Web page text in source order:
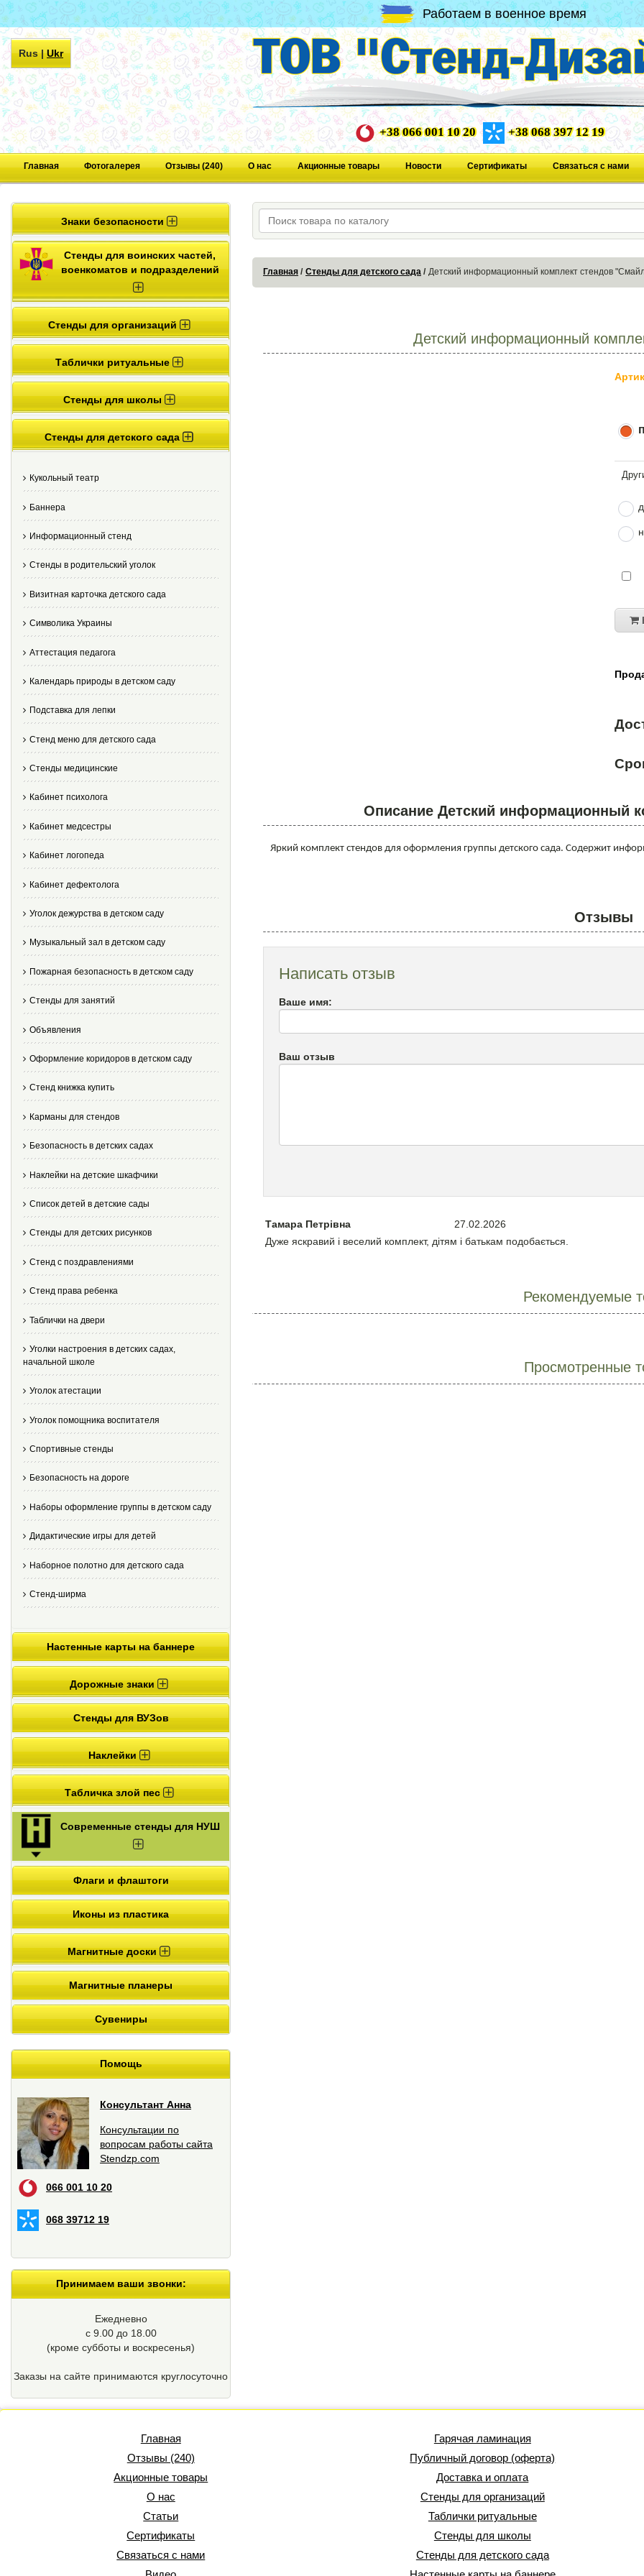
Работаем в военное время
Rus|Ukr
+38 066 001 10 20 +38 068 397 12 19
Главная Фотогалерея Отзывы (240) О нас Акционные товары Новости Сертификаты Связаться с нами
Знаки безопасности
Стенды для воинских частей,
военкоматов и подразделений
Стенды для организаций
Таблички ритуальные
Стенды для школы
Стенды для детского сада
Кукольный театр
Баннера
Информационный стенд
Стенды в родительский уголок
Визитная карточка детского сада
Cимволика Украины
Аттестация педагога
Календарь природы в детском саду
Подставка для лепки
Стенд меню для детского сада
Стенды медицинские
Кабинет психолога
Кабинет медсестры
Кабинет логопеда
Кабинет дефектолога
Уголок дежурства в детском саду
Музыкальный зал в детском саду
Пожарная безопасность в детском саду
Стенды для занятий
Объявления
Оформление коридоров в детском саду
Стенд книжка купить
Карманы для стендов
Безопасность в детских садах
Наклейки на детские шкафчики
Список детей в детские сады
Стенды для детских рисунков
Стенд с поздравлениями
Стенд права ребенка
Таблички на двери
Уголки настроения в детских садах,
начальной школе
Уголок атестации
Уголок помощника воспитателя
Спортивные стенды
Безопасность на дороге
Наборы оформление группы в детском саду
Дидактические игры для детей
Наборное полотно для детского сада
Стенд-ширма
Настенные карты на баннере
Дорожные знаки
Стенды для ВУЗов
Наклейки
Табличка злой пес
Современные стенды для НУШ
Флаги и флаштоги
Иконы из пластика
Магнитные доски
Магнитные планеры
Сувениры
Помощь
Консультант Анна
Консультации по
вопросам работы сайта
Stendzp.com
066 001 10 20
068 39712 19
Принимаем ваши звонки:
Ежедневно
с 9.00 до 18.00
(кроме cубботы и воскресенья)
Заказы на сайте принимаются круглосуточно
Главная Стенды для детского сада Детский информационный комплект стендов
Детский информационный
Описание Детский информационный
Яркий комплект стендов для оформления группы детского сада. Содержит
Отзывы
Написать отзыв
Ваше имя:
Ваш отзыв
Тамара Петрівна
27.02.2026
Дуже яскравий і веселий комплект, дітям і батькам подобається.
Рекомендуемые
Просмотренные
Главная
Отзывы (240)
Акционные товары
О нас
Статьи
Сертификаты
Связаться с нами
Гарячая ламинация
Публичный договор (оферта)
Доставка и оплата
Стенды для организаций
Таблички ритуальные
Стенды для школы
Стенды для детского сада